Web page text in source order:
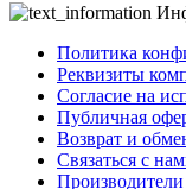
Политика
Реквизиты
Согласие на
Публичная
Возврат и
Связаться с
Производители